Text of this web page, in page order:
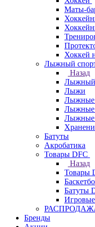
Маты-
Хоккей
Лыжный
Назад
Лыжный
Лыжи
Лыжные
Лыжные
Лыжные
Батуты
Акробатика
Товары DFC
Назад
Товары
Батуты
Бренды